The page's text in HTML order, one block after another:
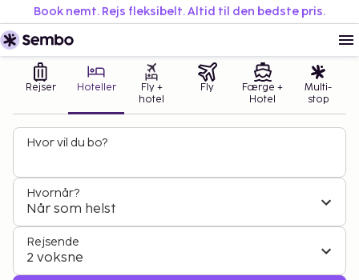
Book nemt. Rejs fleksibelt. Altid til den bedste pris.
Rejser Hoteller
Fly +
hotel
Fly
Færge +
Hotel
Multi-
stop
Hvor vil du bo?
Hvornår?
Når som helst
Rejsende
2 voksne